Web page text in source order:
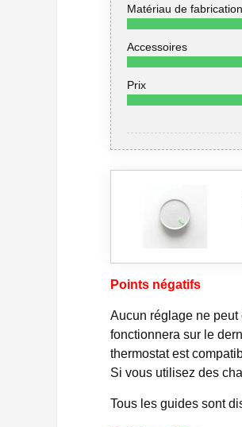
Matériau de fabrication
Accessoires
Prix
Points négatifs
Aucun réglage ne peut
fonctionnera sur le
thermostat est
Si vous utilisez des
Tous les guides sont